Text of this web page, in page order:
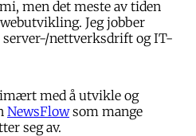
men det meste av tiden
Jeg jobber
nettverksdrift og IT-
med å utvikle og
NewsFlowsom mange
seg av.